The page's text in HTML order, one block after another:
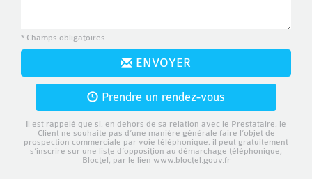
* Champs obligatoires
ENVOYER
Prendre un rendez-vous
Il est rappelé que si, en dehors de sa relation avec le Prestataire, le
Client ne souhaite pas d’une manière générale faire l’objet de
prospection commerciale par voie téléphonique, il peut gratuitement
s’inscrire sur une liste d’opposition au démarchage téléphonique,
Bloctel, par le lien www.bloctel.gouv.fr